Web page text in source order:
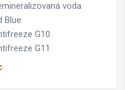
voda
Blue
G10
G11